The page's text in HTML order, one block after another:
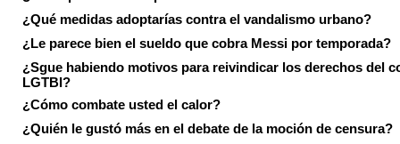
¿Qué medidas adoptarías contra el vandalismo urbano?
¿Le parece bien el sueldo que cobra Messi por temporada?
¿Sgue habiendo motivos para reivindicar los derechos del
LGTBI?
¿Cómo combate usted el calor?
¿Quién le gustó más en el debate de la moción de censura?